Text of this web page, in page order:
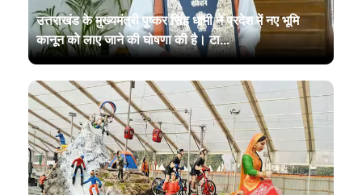
उत्तराखंड के मुख्यमंत्री पुष्कर सिंह धामी ने प्रदेश में नए भूमि
कानून को लाए जाने की घोषणा की है। टा...